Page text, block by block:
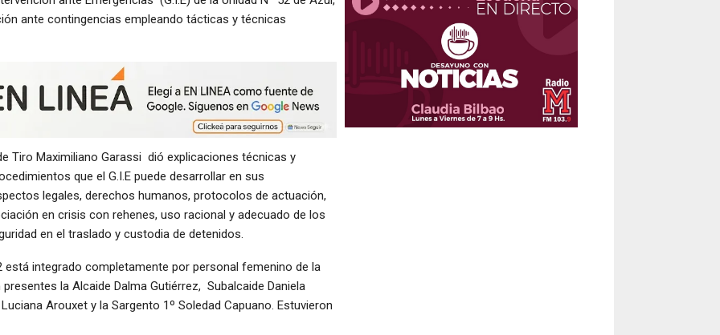
ante contingencias empleando tácticas y técnicas
Tiro Maximiliano Garassi dió explicaciones técnicas y
que el G.I.E puede desarrollar en sus
legales, derechos humanos, protocolos de actuación,
en crisis con rehenes, uso racional y adecuado de los
en el traslado y custodia de detenidos.
está integrado completamente por personal femenino de la
la Alcaide Dalma Gutiérrez, Subalcaide Daniela
Arouxet y la Sargento 1º Soledad Capuano. Estuvieron